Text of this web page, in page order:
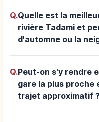
Q.Quelle est la
rivière Tadami et
d'automne ou la
Q.Peut-on s'y rendre
gare la plus proche
trajet approximatif ?